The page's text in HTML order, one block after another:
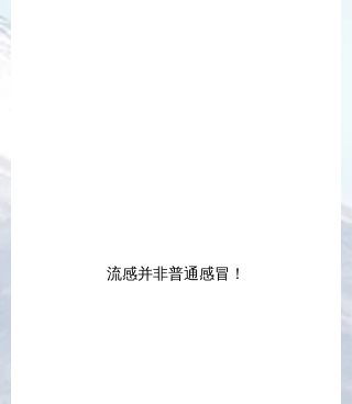
流感并非普通感冒！